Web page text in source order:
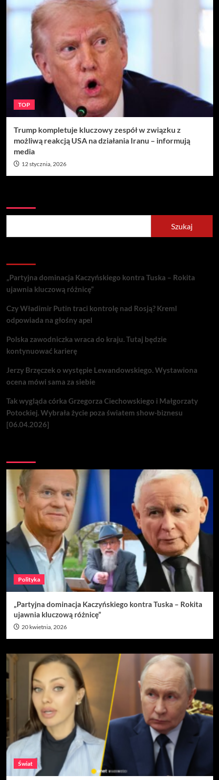
TOP
Trump kompletuje kluczowy zespół w związku z
możliwą reakcją USA na działania Iranu – informują
media
12 stycznia, 2026
Szukaj
„Partyjna dominacja Kaczyńskiego kontra Tuska – Rokita
ujawnia kluczową różnicę”
Czy Władimir Putin traci kontrolę nad Rosją? Kreml
odpowiada na głośny apel
Polska zawodniczka wraca do kraju. Tutaj będzie
kontynuować karierę
Jerzy Brzęczek o występie Lewandowskiego. Wystawiona
ocena mówi sama za siebie
Tak wygląda córka Grzegorza Ciechowskiego i Małgorzaty
Potockiej. Wybrała życie poza światem show-biznesu
[06.04.2026]
Polityka
„Partyjna dominacja Kaczyńskiego kontra Tuska – Rokita
ujawnia kluczową różnicę”
20 kwietnia, 2026
Świat